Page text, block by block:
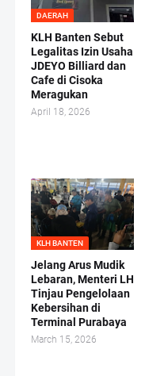
DAERAH
KLH Banten Sebut
Legalitas Izin Usaha
JDEYO Billiard dan
Cafe di Cisoka
Meragukan
April 18, 2026
KLH BANTEN
Jelang Arus Mudik
Lebaran, Menteri LH
Tinjau Pengelolaan
Kebersihan di
Terminal Purabaya
March 15, 2026